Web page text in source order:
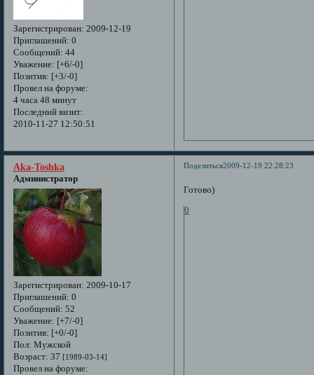
Зарегистрирован: 2009-12-19
Приглашений: 0
Сообщений: 44
Уважение: [+6/-0]
Позитив: [+3/-0]
Провел на форуме:
4 часа 48 минут
Последний визит:
2010-11-27 12:50:51
Поделиться2009-12-19 22:28:23
Aka-Toshka
Администратор
Зарегистрирован: 2009-10-17
Приглашений: 0
Сообщений: 52
Уважение: [+7/-0]
Позитив: [+0/-0]
Пол: Мужской
Возраст: 37 [1989-03-14]
Провел на форуме:
Готово)
0